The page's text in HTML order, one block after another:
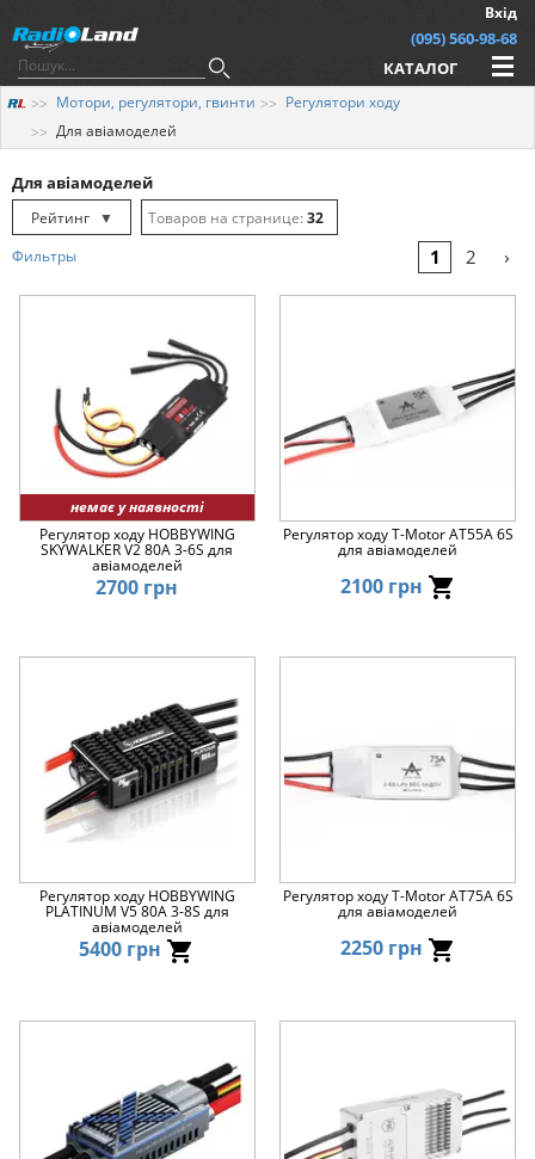
Вхід
(095) 560-98-68
КАТАЛОГ
Мотори, регулятори, гвинти
Регулятори ходу
Для авіамоделей
Для авіамоделей
Рейтинг
▼
Рейтинг
Ціна
▼
32
Фильтры 1 2 ›
немає у наявності
Регулятор ходу HOBBYWING
SKYWALKER V2 80A 3-6S для
авіамоделей
2700 грн
Регулятор ходу T-Motor AT55A 6S
для авіамоделей
2100 грн
Регулятор ходу HOBBYWING
PLATINUM V5 80A 3-8S для
авіамоделей
5400 грн
Регулятор ходу T-Motor AT75A 6S
для авіамоделей
2250 грн